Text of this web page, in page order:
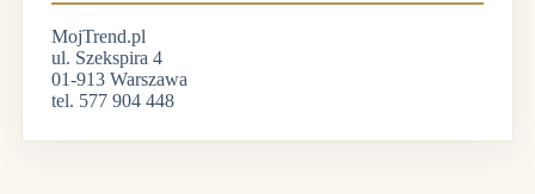
MojTrend.pl
ul. Szekspira 4
01-913 Warszawa
tel. 577 904 448